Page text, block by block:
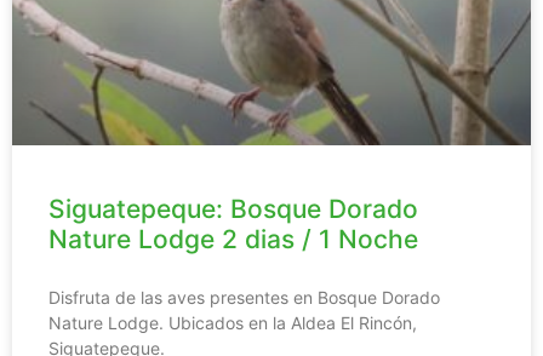
Siguatepeque: Bosque Dorado
Nature Lodge 2 dias / 1 Noche
Disfruta de las aves presentes en Bosque Dorado
Nature Lodge. Ubicados en la Aldea El Rincón,
Siguatepeque.